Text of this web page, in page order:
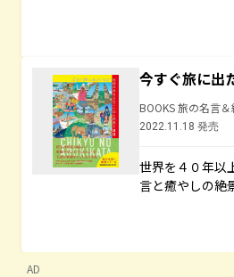
今すぐ旅に出
BOOKS 旅の名言＆
2022.11.18 発売
世界を４０年以
言と癒やしの絶
AD